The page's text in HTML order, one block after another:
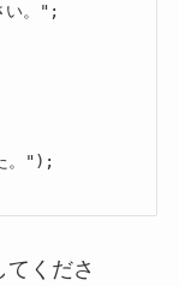
い。";
。");
くださ